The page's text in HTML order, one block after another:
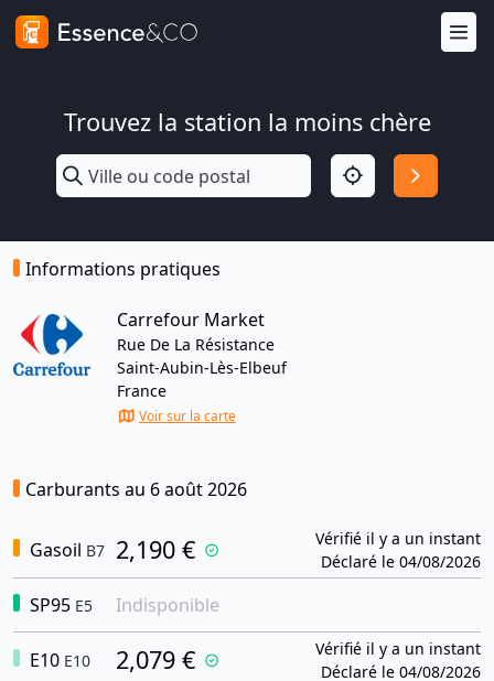
Trouvez la station la moins chère
Informations pratiques
Carrefour Market
Rue De La Résistance
Saint-Aubin-Lès-Elbeuf
France
Voir sur la carte
Carburants au 6 août 2026
Gasoil B7 2,190 €
Vérifié il y a un instant
Déclaré le 04/08/2026
SP95 E5 Indisponible
E10 E10 2,079 €
Vérifié il y a un instant
Déclaré le 04/08/2026